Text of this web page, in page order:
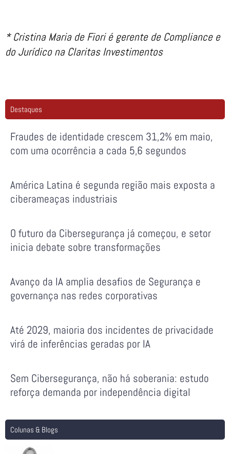
* Cristina Maria de Fiori é gerente de Compliance e
do Jurídico na Claritas Investimentos
Destaques
Fraudes de identidade crescem 31,2% em maio,
com uma ocorrência a cada 5,6 segundos
América Latina é segunda região mais exposta a
ciberameaças industriais
O futuro da Cibersegurança já começou, e setor
inicia debate sobre transformações
Avanço da IA amplia desafios de Segurança e
governança nas redes corporativas
Até 2029, maioria dos incidentes de privacidade
virá de inferências geradas por IA
Sem Cibersegurança, não há soberania: estudo
reforça demanda por independência digital
Colunas & Blogs